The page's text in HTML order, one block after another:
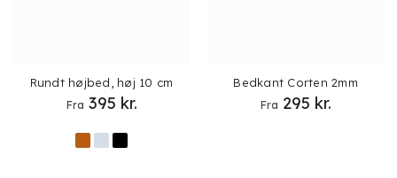
Rundt højbed, høj 10 cm
Fra 395 kr.
Bedkant Corten 2mm
Fra 295 kr.